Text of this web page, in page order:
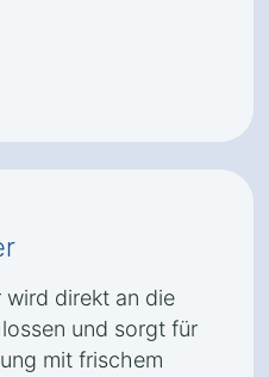
wird direkt an die
und sorgt für
mit frischem